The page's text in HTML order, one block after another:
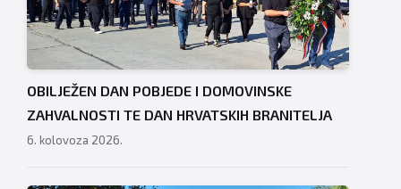
OBILJEŽEN DAN POBJEDE I DOMOVINSKE
ZAHVALNOSTI TE DAN HRVATSKIH BRANITELJA
6. kolovoza 2026.